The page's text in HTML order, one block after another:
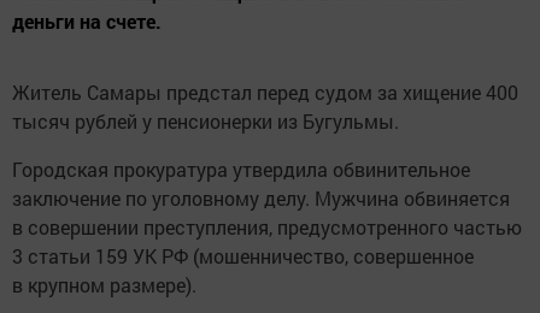
деньги на счете.
Житель Самары предстал перед судом за хищение 400
тысяч рублей у пенсионерки из Бугульмы.
Городская прокуратура утвердила обвинительное
заключение по уголовному делу. Мужчина обвиняется
в совершении преступления, предусмотренного частью
3 статьи 159 УК РФ (мошенничество, совершенное
в крупном размере).